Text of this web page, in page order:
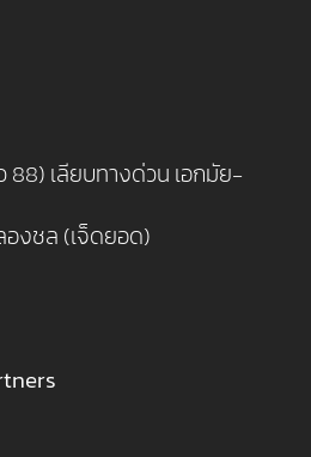
88) เลียบทางด่วน เอกมัย-
องชล (เจ็ดยอด)